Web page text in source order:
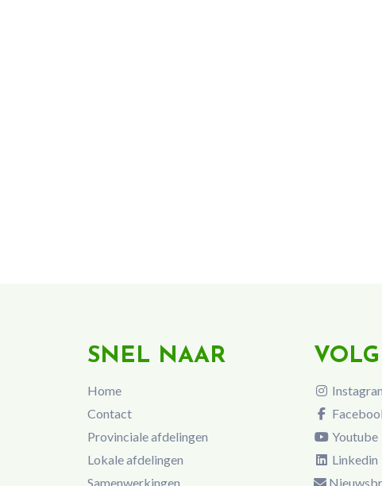
SNEL NAAR
Home
Contact
Provinciale afdelingen
Lokale afdelingen
Samenwerkingen
Youtube
Linkedin